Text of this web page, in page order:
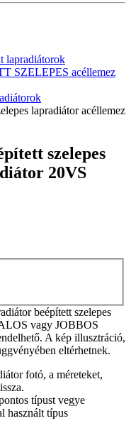
lapradiátorok
SZELEPES acéllemez
lapradiátor acéllemez
szelepes
20VS
beépített szelepes
vagy JOBBOS
A kép illusztráció,
eltérhetnek.
fotó, a méreteket,
típust vegye
használt típus